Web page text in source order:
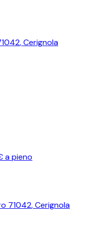
,Cerignola
a pieno
71042,Cerignola